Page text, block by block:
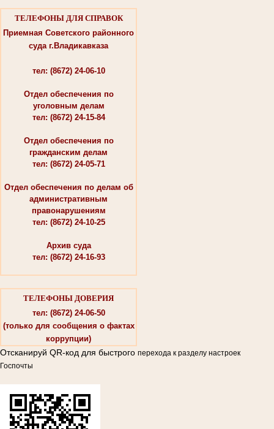
ТЕЛЕФОНЫ ДЛЯ СПРАВОК
Приемная Советского районного
суда г.Владикавказа
тел: (8672) 24-06-10
Отдел обеспечения по
уголовным делам
тел: (8672) 24-15-84
Отдел обеспечения по
гражданским делам
тел: (8672) 24-05-71
Отдел обеспечения по делам об
административным
правонарушениям
тел: (8672) 24-10-25
Архив суда
тел: (8672) 24-16-93
ТЕЛЕФОНЫ ДОВЕРИЯ
тел: (8672) 24-06-50
(только для сообщения о фактах
коррупции)
Отсканируй QR-код для быстрого перехода к разделу настроек
Госпочты